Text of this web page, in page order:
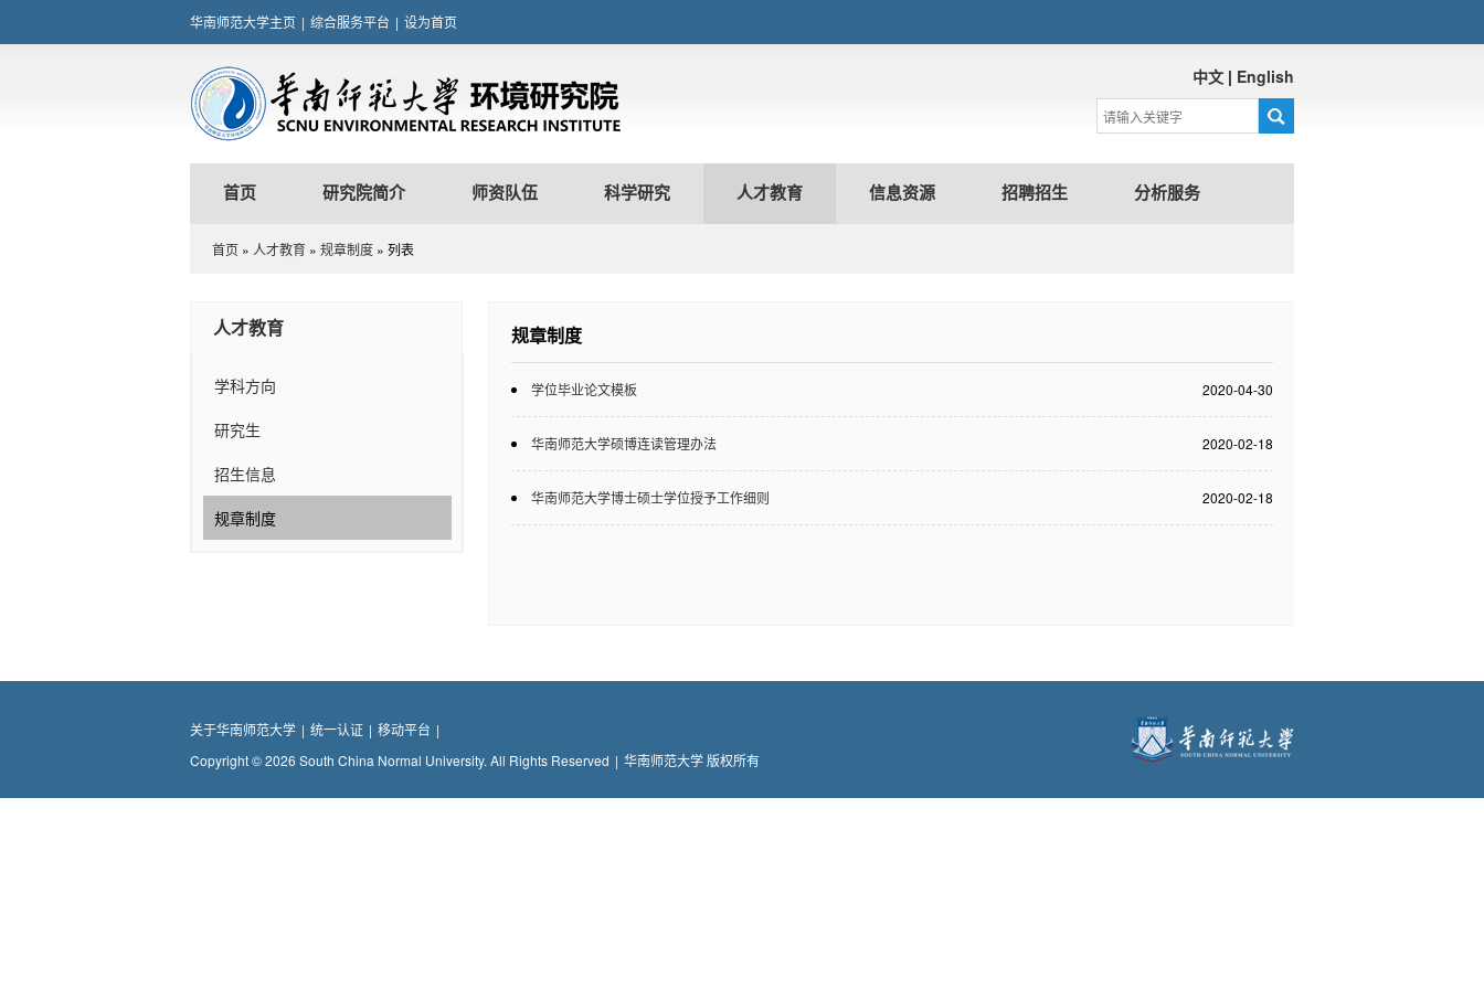
华南师范大学主页 | 综合服务平台 | 设为首页
中文 | English
首页 研究院简介 师资队伍 科学研究 人才教育 信息资源 招聘招生 分析服务
首页 » 人才教育 » 规章制度 » 列表
人才教育
学科方向
研究生
招生信息
规章制度
规章制度
2020-04-30
学位毕业论文模板
2020-02-18
华南师范大学硕博连读管理办法
2020-02-18
华南师范大学博士硕士学位授予工作细则
关于华南师范大学 | 统一认证 | 移动平台 |
Copyright © 2026 South China Normal University. All Rights Reserved | 华南师范大学 版权所有